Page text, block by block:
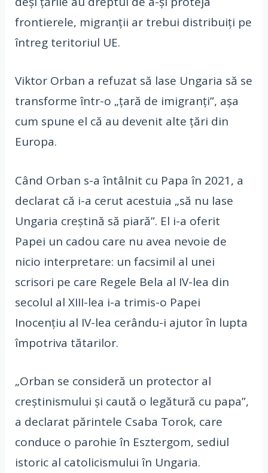
frontierele, migranţii ar trebui distribuiţi pe
întreg teritoriul UE.
Viktor Orban a refuzat să lase Ungaria să se
transforme într-o „ţară de imigranţi”, aşa
cum spune el că au devenit alte ţări din
Europa.
Când Orban s-a întâlnit cu Papa în 2021, a
declarat că i-a cerut acestuia „să nu lase
Ungaria creştină să piară”. El i-a oferit
Papei un cadou care nu avea nevoie de
nicio interpretare: un facsimil al unei
scrisori pe care Regele Bela al IV-lea din
secolul al XIII-lea i-a trimis-o Papei
Inocenţiu al IV-lea cerându-i ajutor în lupta
împotriva tătarilor.
„Orban se consideră un protector al
creştinismului şi caută o legătură cu papa”,
a declarat părintele Csaba Torok, care
conduce o parohie în Esztergom, sediul
istoric al catolicismului în Ungaria.